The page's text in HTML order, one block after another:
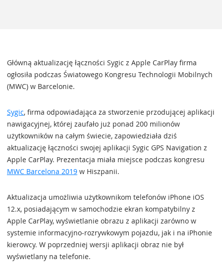
Główną aktualizację łączności Sygic z Apple CarPlay firma
ogłosiła podczas Światowego Kongresu Technologii Mobilnych
(MWC) w Barcelonie.
Sygic, firma odpowiadająca za stworzenie przodującej aplikacji
nawigacyjnej, której zaufało już ponad 200 milionów
użytkowników na całym świecie, zapowiedziała dziś
aktualizację łączności swojej aplikacji Sygic GPS Navigation z
Apple CarPlay. Prezentacja miała miejsce podczas kongresu
MWC Barcelona 2019 w Hiszpanii.
Aktualizacja umożliwia użytkownikom telefonów iPhone iOS
12.x, posiadającym w samochodzie ekran kompatybilny z
Apple CarPlay, wyświetlanie obrazu z aplikacji zarówno w
systemie informacyjno-rozrywkowym pojazdu, jak i na iPhonie
kierowcy. W poprzedniej wersji aplikacji obraz nie był
wyświetlany na telefonie.